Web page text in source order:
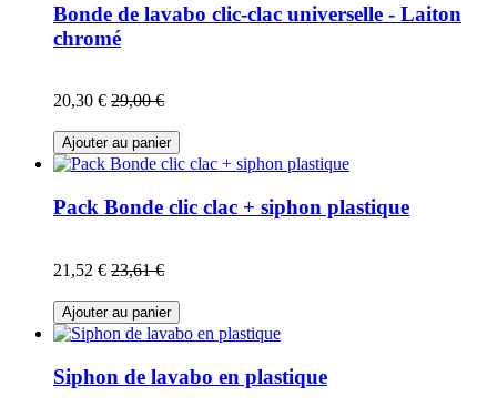
Bonde de lavabo clic-clac universelle - Laiton
chromé
20,30 € 29,00 €
Ajouter au panier
Pack Bonde clic clac + siphon plastique
21,52 € 23,61 €
Ajouter au panier
Siphon de lavabo en plastique